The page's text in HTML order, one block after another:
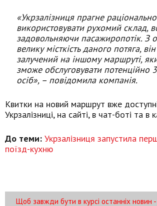
«Укрзалізниця прагне раціонально
використовувати рухомий склад,
задовольняючи пасажиропотік. З
велику місткість даного потяга,
залучений на іншому маршруті,
зможе обслуговувати потенційно
осіб», – повідомила компанія.
Квитки на новий маршрут вже
Укрзалізниці, на сайті, в чат-боті та в
До теми: Укрзалізниця запустила
поїзд-кухню
Щоб завжди бути в курсі останніх новин -